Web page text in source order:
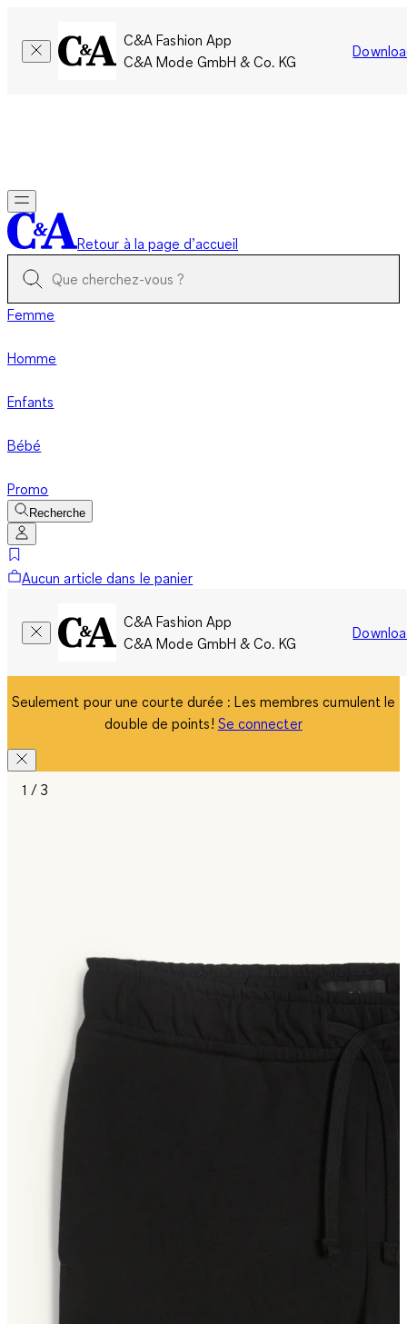
C&A Fashion App
C&A Mode GmbH & Co. KG
Retour à la page d’accueil
Femme
Homme
Enfants
Bébé
Promo
Recherche
Aucun article dans le panier
C&A Fashion App
C&A Mode GmbH & Co. KG
Seulement pour une courte durée : Les membres cumulent le
double de points! Se connecter
1 / 3